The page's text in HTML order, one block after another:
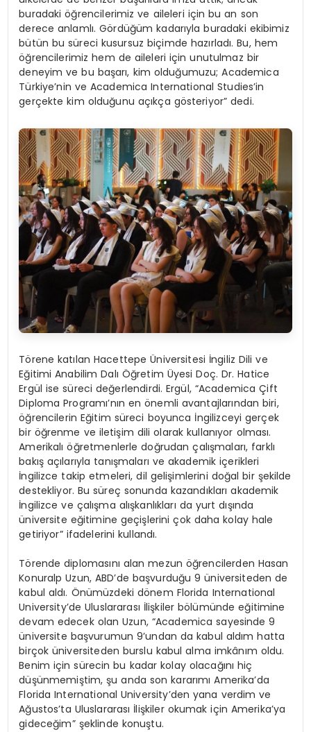
buradaki öğrencilerimiz ve aileleri için bu an son
derece anlamlı. Gördüğüm kadarıyla buradaki ekibimiz
bütün bu süreci kusursuz biçimde hazırladı. Bu, hem
öğrencilerimiz hem de aileleri için unutulmaz bir
deneyim ve bu başarı, kim olduğumuzu; Academica
Türkiye’nin ve Academica International Studies’in
gerçekte kim olduğunu açıkça gösteriyor” dedi.
Törene katılan Hacettepe Üniversitesi İngiliz Dili ve
Eğitimi Anabilim Dalı Öğretim Üyesi Doç. Dr. Hatice
Ergül ise süreci değerlendirdi. Ergül, “Academica Çift
Diploma Programı’nın en önemli avantajlarından biri,
öğrencilerin Eğitim süreci boyunca İngilizceyi gerçek
bir öğrenme ve iletişim dili olarak kullanıyor olması.
Amerikalı öğretmenlerle doğrudan çalışmaları, farklı
bakış açılarıyla tanışmaları ve akademik içerikleri
İngilizce takip etmeleri, dil gelişimlerini doğal bir şekilde
destekliyor. Bu süreç sonunda kazandıkları akademik
İngilizce ve çalışma alışkanlıkları da yurt dışında
üniversite eğitimine geçişlerini çok daha kolay hale
getiriyor” ifadelerini kullandı.
Törende diplomasını alan mezun öğrencilerden Hasan
Konuralp Uzun, ABD’de başvurduğu 9 üniversiteden de
kabul aldı. Önümüzdeki dönem Florida International
University’de Uluslararası İlişkiler bölümünde eğitimine
devam edecek olan Uzun, “Academica sayesinde 9
üniversite başvurumun 9’undan da kabul aldım hatta
birçok üniversiteden burslu kabul alma imkânım oldu.
Benim için sürecin bu kadar kolay olacağını hiç
düşünmemiştim, şu anda son kararımı Amerika’da
Florida International University’den yana verdim ve
Ağustos’ta Uluslararası İlişkiler okumak için Amerika’ya
gideceğim” şeklinde konuştu.